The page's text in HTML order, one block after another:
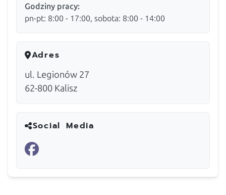
Godziny pracy:
pn-pt: 8:00 - 17:00, sobota: 8:00 - 14:00
Adres
ul. Legionów 27
62-800 Kalisz
Social Media